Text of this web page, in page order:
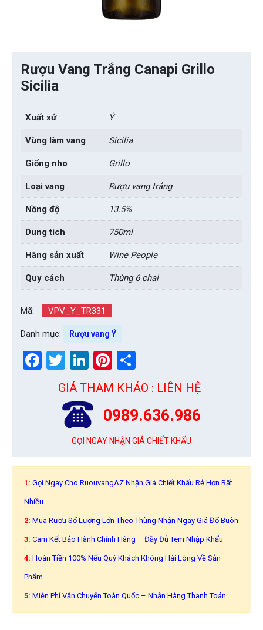
Rượu Vang Trắng Canapi Grillo
Sicilia
Xuất xứ Ý
Vùng làm vang Sicilia
Giống nho Grillo
Loại vang Rượu vang trắng
Nồng độ 13.5%
Dung tích 750ml
Hãng sản xuất Wine People
Quy cách Thùng 6 chai
Mã: VPV_Y_TR331
Danh mục: Rượu vang Ý
Facebook
Twitter
LinkedIn
Pinterest
GIÁ THAM KHẢO : LIÊN HỆ
0989.636.986
GỌI NGAY NHẬN GIÁ CHIẾT KHẤU
1: Gọi Ngay Cho RuouvangAZ Nhận Giá Chiết Khấu Rẻ Hơn Rất
Nhiều
2: Mua Rượu Số Lượng Lớn Theo Thùng Nhận Ngay Giá Đổ Buôn
3: Cam Kết Bảo Hành Chính Hãng – Đầy Đủ Tem Nhập Khẩu
4: Hoàn Tiền 100% Nếu Quý Khách Không Hài Lòng Về Sản
Phẩm
5: Miễn Phí Vận Chuyển Toàn Quốc – Nhận Hàng Thanh Toán